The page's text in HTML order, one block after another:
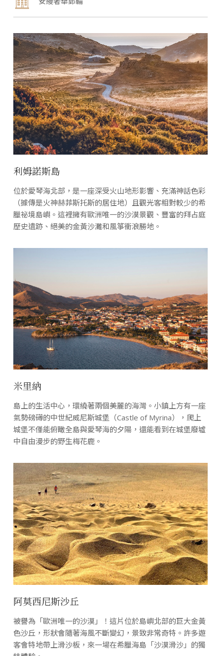
利姆諾斯島
位於愛琴海北部，是一座深受火山地形影響、充滿神話色彩
（據傳是火神赫菲斯托斯的居住地）且觀光客相對較少的希
臘祕境島嶼。這裡擁有歐洲唯一的沙漠景觀、豐富的拜占庭
歷史遺跡、絕美的金黃沙灘和風箏衝浪勝地。
米里納
島上的生活中心，環繞著兩個美麗的海灣。小鎮上方有一座
氣勢磅礡的中世紀威尼斯城堡（Castle of Myrina），爬上
城堡不僅能俯瞰全島與愛琴海的夕陽，還能看到在城堡廢墟
中自由漫步的野生梅花鹿。
阿莫西尼斯沙丘
被譽為「歐洲唯一的沙漠」！這片位於島嶼北部的巨大金黃
色沙丘，形狀會隨著海風不斷變幻，景致非常奇特。許多遊
客會特地帶上滑沙板，來一場在希臘海島「沙漠滑沙」的獨